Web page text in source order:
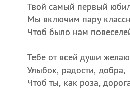
Твой самый первый
Мы включим пару
Чтоб было нам
Тебе от всей души желаю
Улыбок, радости, добра,
Чтоб ты, как роза,